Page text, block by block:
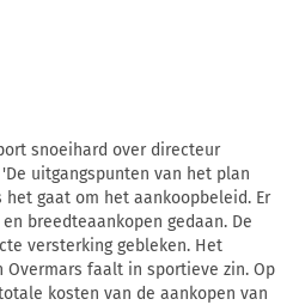
snoeihard over directeur
uitgangspunten van het plan
gaat om het aankoopbeleid. Er
breedteaankopen gedaan. De
versterking gebleken. Het
Overmars faalt in sportieve zin. Op
kosten van de aankopen van